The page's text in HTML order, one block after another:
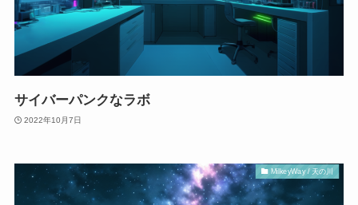
サイバーパンクなラボ
2022年10月7日
MilkeyWay / 天の川